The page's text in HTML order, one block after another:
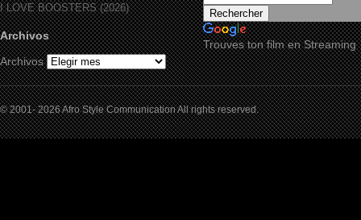
I LOVE BOOSTERS (2026)
Archivos
Archivos
Trouves ton film en Streaming
© 2001- 2026 Afro Style Communication All rights reserved.